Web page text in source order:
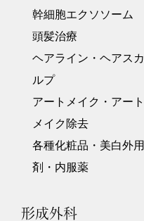
幹細胞エクソソーム
頭髪治療
ヘアライン・ヘアスカ
ルプ
アートメイク・アート
メイク除去
各種化粧品・美白外用
剤・内服薬
形成外科